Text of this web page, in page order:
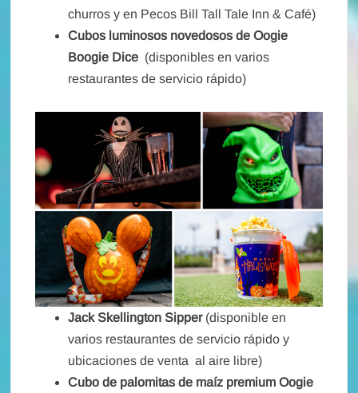
churros y en Pecos Bill Tall Tale Inn & Café)
Cubos luminosos novedosos de Oogie
Boogie Dice (disponibles en varios
restaurantes de servicio rápido)
Jack Skellington Sipper (disponible en
varios restaurantes de servicio rápido y
ubicaciones de venta al aire libre)
Cubo de palomitas de maíz premium Oogie